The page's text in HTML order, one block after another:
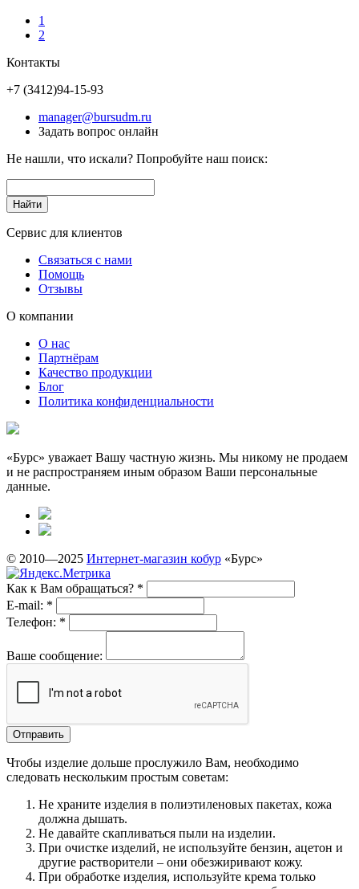
1
2
Контакты
+7 (3412)94-15-93
manager@bursudm.ru
Задать вопрос онлайн
Не нашли, что искали? Попробуйте наш поиск:
Сервис для клиентов
Связаться с нами
Помощь
Отзывы
О компании
О нас
Партнёрам
Качество продукции
Блог
Политика конфиденциальности
«Бурс» уважает Вашу частную жизнь. Мы никому не продаем
и не распространяем иным образом Ваши персональные
данные.
© 2010—2025 Интернет-магазин кобур «Бурс»
Как к Вам обращаться? *
E-mail: *
Телефон: *
Ваше сообщение:
Чтобы изделие дольше прослужило Вам, необходимо
следовать нескольким простым советам:
Не храните изделия в полиэтиленовых пакетах, кожа
должна дышать.
Не давайте скапливаться пыли на изделии.
При очистке изделий, не используйте бензин, ацетон и
другие растворители – они обезжиривают кожу.
При обработке изделия, используйте крема только